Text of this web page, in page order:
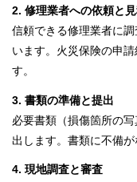
2. 修理業者への依頼と
信頼できる修理業者に
います。火災保険の申
す。
3. 書類の準備と提出
必要書類（損傷箇所の
出します。書類に不備が
4. 現地調査と審査